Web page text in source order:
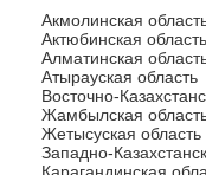
Акмолинская
Актюбинская область
Алматинская
Атырауская область
Восточно-
Жамбылская
Жетысуская область
Западно-